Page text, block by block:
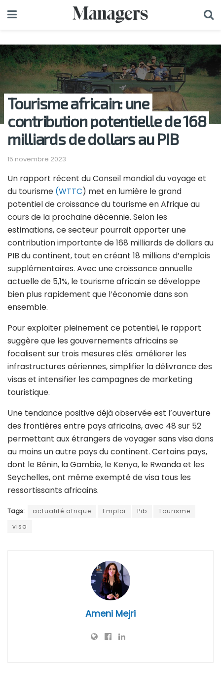
Tourisme africain: une
contribution potentielle de 168
milliards de dollars au PIB
15 novembre 2023
Un rapport récent du Conseil mondial du voyage et
du tourisme (WTTC) met en lumière le grand
potentiel de croissance du tourisme en Afrique au
cours de la prochaine décennie. Selon les
estimations, ce secteur pourrait apporter une
contribution importante de 168 milliards de dollars au
PIB du continent, tout en créant 18 millions d’emplois
supplémentaires. Avec une croissance annuelle
actuelle de 5,1%, le tourisme africain se développe
bien plus rapidement que l’économie dans son
ensemble.
Pour exploiter pleinement ce potentiel, le rapport
suggère que les gouvernements africains se
focalisent sur trois mesures clés: améliorer les
infrastructures aériennes, simplifier la délivrance des
visas et intensifier les campagnes de marketing
touristique.
Une tendance positive déjà observée est l’ouverture
des frontières entre pays africains, avec 48 sur 52
permettant aux étrangers de voyager sans visa dans
au moins un autre pays du continent. Certains pays,
dont le Bénin, la Gambie, le Kenya, le Rwanda et les
Seychelles, ont même exempté de visa tous les
ressortissants africains.
Tags: actualité afrique Emploi Pib
Tourisme
visa
Ameni Mejri